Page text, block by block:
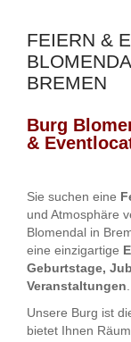
FEIERN &
BREMEN
Burg
&
Sie suchen eine
und Atmosphäre
Blomendal in
eine einzigartige
Geburtstage,
Veranstaltungen
Unsere Burg ist
bietet Ihnen